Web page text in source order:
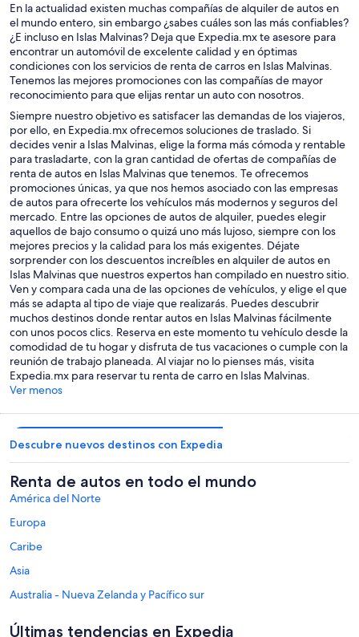
En la actualidad existen muchas compañías de alquiler de autos en
el mundo entero, sin embargo ¿sabes cuáles son las más confiables?
¿E incluso en Islas Malvinas? Deja que Expedia.mx te asesore para
encontrar un automóvil de excelente calidad y en óptimas
condiciones con los servicios de renta de carros en Islas Malvinas.
Tenemos las mejores promociones con las compañías de mayor
reconocimiento para que elijas rentar un auto con nosotros.
Siempre nuestro objetivo es satisfacer las demandas de los viajeros,
por ello, en Expedia.mx ofrecemos soluciones de traslado. Si
decides venir a Islas Malvinas, elige la forma más cómoda y rentable
para trasladarte, con la gran cantidad de ofertas de compañías de
renta de autos en Islas Malvinas que tenemos. Te ofrecemos
promociones únicas, ya que nos hemos asociado con las empresas
de autos para ofrecerte los vehículos más modernos y seguros del
mercado. Entre las opciones de autos de alquiler, puedes elegir
aquellos de bajo consumo o quizá uno más lujoso, siempre con los
mejores precios y la calidad para los más exigentes. Déjate
sorprender con los descuentos increíbles en alquiler de autos en
Islas Malvinas que nuestros expertos han compilado en nuestro sitio.
Ven y compara cada una de las opciones de vehículos, y elige el que
más se adapta al tipo de viaje que realizarás. Puedes descubrir
muchos destinos donde rentar autos en Islas Malvinas fácilmente
con unos pocos clics. Reserva en este momento tu vehículo desde la
comodidad de tu hogar y disfruta de tus vacaciones o cumple con la
reunión de trabajo planeada. Al viajar no lo pienses más, visita
Expedia.mx para reservar tu renta de carro en Islas Malvinas.
Ver menos
Descubre nuevos destinos con Expedia
Renta de autos en todo el mundo
América del Norte
Europa
Caribe
Asia
Australia - Nueva Zelanda y Pacífico sur
Últimas tendencias en Expedia